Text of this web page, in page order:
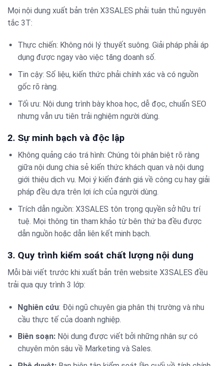
Mọi nội dung xuất bản trên X3SALES phải tuân thủ nguyên
tắc 3T:
Thực chiến: Không nói lý thuyết suông. Giải pháp phải áp
dụng được ngay vào việc tăng doanh số.
Tin cậy: Số liệu, kiến thức phải chính xác và có nguồn
gốc rõ ràng.
Tối ưu: Nội dung trình bày khoa học, dễ đọc, chuẩn SEO
nhưng vẫn ưu tiên trải nghiệm người dùng.
2. Sự minh bạch và độc lập
Không quảng cáo trá hình: Chúng tôi phân biệt rõ ràng
giữa nội dung chia sẻ kiến thức khách quan và nội dung
giới thiệu dịch vụ. Mọi ý kiến đánh giá về công cụ hay giải
pháp đều dựa trên lợi ích của người dùng.
Trích dẫn nguồn: X3SALES tôn trọng quyền sở hữu trí
tuệ. Mọi thông tin tham khảo từ bên thứ ba đều được
dẫn nguồn hoặc dẫn liên kết minh bạch.
3. Quy trình kiểm soát chất lượng nội dung
Mỗi bài viết trước khi xuất bản trên website X3SALES đều
trải qua quy trình 3 lớp:
Nghiên cứu: Đội ngũ chuyên gia phân thị trường và nhu
cầu thực tế của doanh nghiệp.
Biên soạn:Nội dung được viết bởi những nhân sự có
chuyên môn sâu về Marketing và Sales.